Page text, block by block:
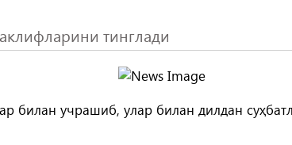
тинглади
билан учрашиб, улар билан дилдан